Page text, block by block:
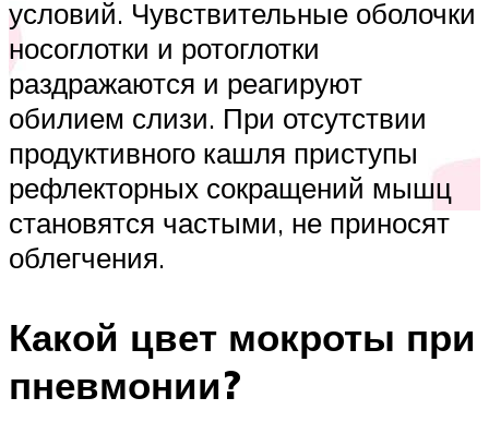
условий. Чувствительные оболочки
носоглотки и ротоглотки
раздражаются и реагируют
обилием слизи. При отсутствии
продуктивного кашля приступы
рефлекторных сокращений мышц
становятся частыми, не приносят
облегчения.
Какой цвет мокроты при
пневмонии?